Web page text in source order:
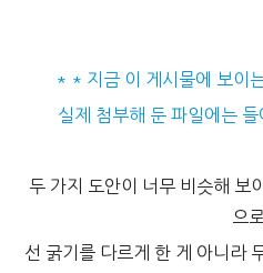
* * 지금 이 게시물에 보이
실제 첨부해 둔 파일에는
두 가지 도안이 너무 비슷해 보
으로
선 굵기를 다르게 한 게 아니라